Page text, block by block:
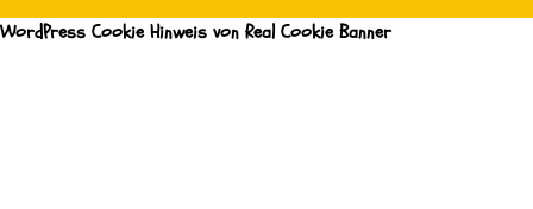
WordPress Cookie Hinweis von Real Cookie Banner